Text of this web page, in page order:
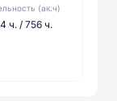
(ак.ч)
ч. / 756 ч.